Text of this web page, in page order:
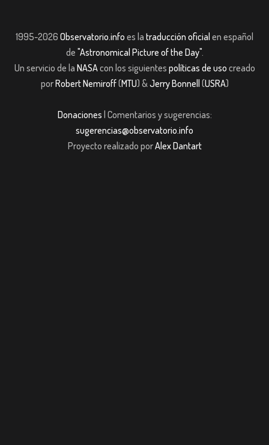
1995-2026 Observatorio.info es la traducción oficial en español
de "Astronomical Picture of the Day".
Un servicio de la NASAcon los siguientes políticas de uso creado
porRobert Nemiroff(MTU) &Jerry Bonnell (USRA)
Donaciones | Comentarios y sugerencias:
sugerencias@observatorio.info
Proyecto realizado porAlex Dantart